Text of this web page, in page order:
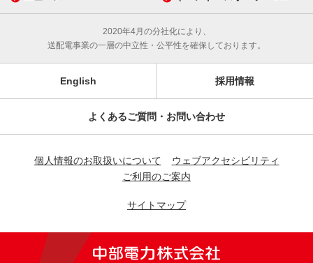
2020年4月の分社化により、
送配電事業の一層の中立性・公平性を確保しております。
English 採用情報
よくあるご質問・お問い合わせ
個人情報のお取扱いについて
ウェブアクセシビリティ
ご利用のご案内
サイトマップ